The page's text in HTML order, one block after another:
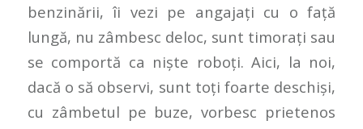
benzinării, îi vezi pe angajați cu o față
lungă, nu zâmbesc deloc, sunt timorați sau
se comportă ca niște roboți. Aici, la noi,
dacă o să observi, sunt toți foarte deschiși,
cu zâmbetul pe buze, vorbesc prietenos